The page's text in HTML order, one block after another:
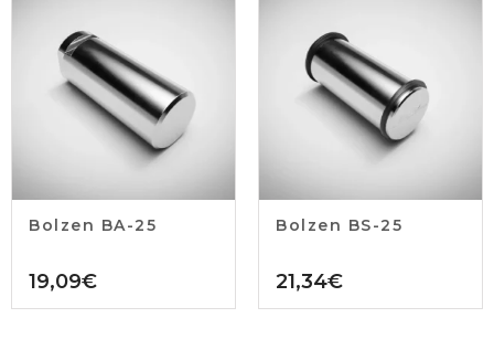
Bolzen BA-25
19,09€
Bolzen BS-25
21,34€